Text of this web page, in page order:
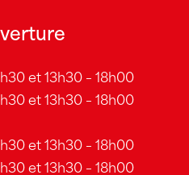
et 13h30 – 18h00
et 13h30 – 18h00
et 13h30 – 18h00
et 13h30 – 18h00